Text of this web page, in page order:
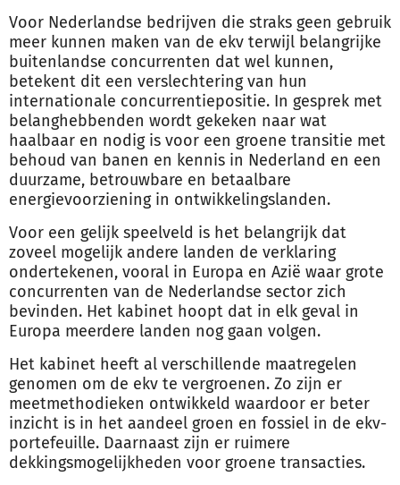
Voor Nederlandse bedrijven die straks geen gebruik
meer kunnen maken van de ekv terwijl belangrijke
buitenlandse concurrenten dat wel kunnen,
betekent dit een verslechtering van hun
internationale concurrentiepositie. In gesprek met
belanghebbenden wordt gekeken naar wat
haalbaar en nodig is voor een groene transitie met
behoud van banen en kennis in Nederland en een
duurzame, betrouwbare en betaalbare
energievoorziening in ontwikkelingslanden.
Voor een gelijk speelveld is het belangrijk dat
zoveel mogelijk andere landen de verklaring
ondertekenen, vooral in Europa en Azië waar grote
concurrenten van de Nederlandse sector zich
bevinden. Het kabinet hoopt dat in elk geval in
Europa meerdere landen nog gaan volgen.
Het kabinet heeft al verschillende maatregelen
genomen om de ekv te vergroenen. Zo zijn er
meetmethodieken ontwikkeld waardoor er beter
inzicht is in het aandeel groen en fossiel in de ekv-
portefeuille. Daarnaast zijn er ruimere
dekkingsmogelijkheden voor groene transacties.